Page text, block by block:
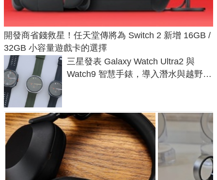
開發商省錢救星！任天堂傳將為 Switch 2 新增 16GB /
32GB 小容量遊戲卡的選擇
三星發表 Galaxy Watch Ultra2 與
Watch9 智慧手錶，導入潛水與越野跑